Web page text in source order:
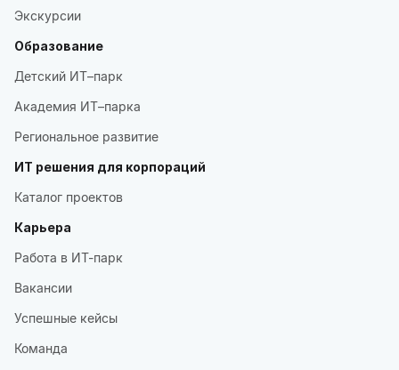
Экскурсии
Образование
Детский ИТ–парк
Академия ИТ–парка
Региональное развитие
ИТ решения для корпораций
Каталог проектов
Карьера
Работа в ИТ-парк
Вакансии
Успешные кейсы
Команда